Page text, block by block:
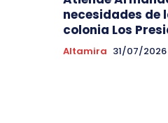
necesidades de
colonia Los
Altamira 31/07/2026